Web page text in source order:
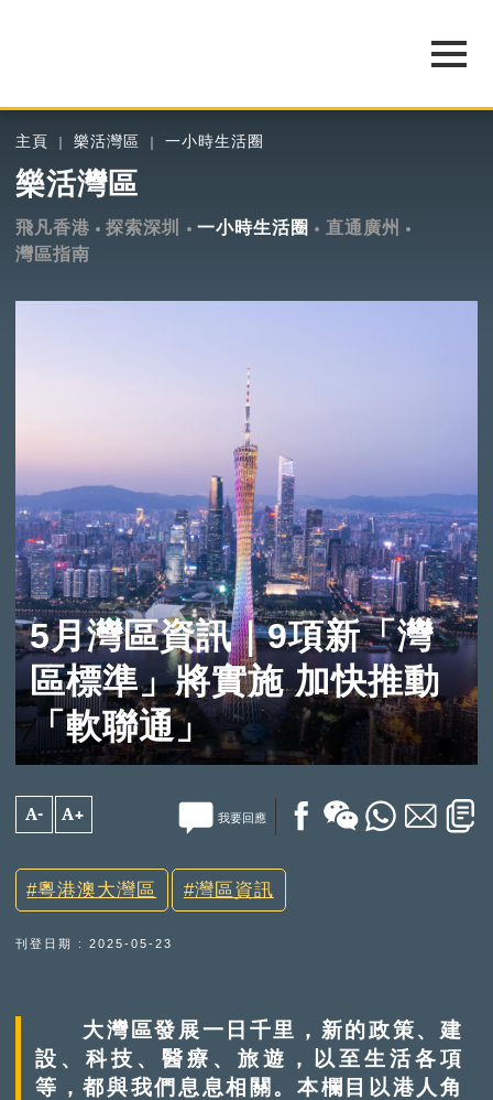
主頁 樂活灣區 一小時生活圈
樂活灣區
飛凡香港 探索深圳 一小時生活圈
直通廣州
灣區指南
5月灣區資訊｜9項新「灣
區標準」將實施 加快推動
「軟聯通」
A- A+ 我要回應
粵港澳大灣區 灣區資訊
刊登日期 : 2025-05-23
大灣區發展一日千里，新的政策、建
設、科技、醫療、旅遊，以至生活各項
等，都與我們息息相關。本欄目以港人角